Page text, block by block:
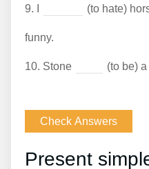
9. (to hate)
funny.
10. Stone (to be)
Present